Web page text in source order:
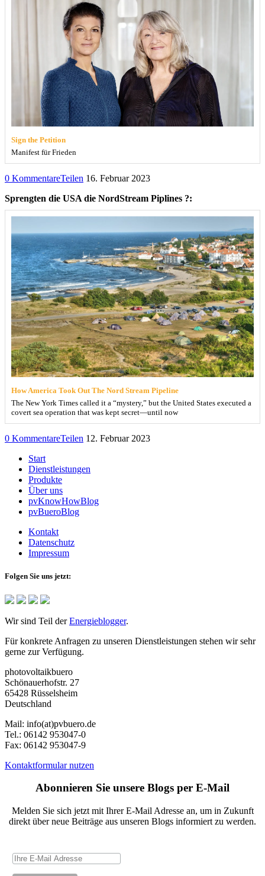
Sign the Petition
Manifest für Frieden
0 KommentareTeilen 16. Februar 2023
Sprengten die USA die NordStream Piplines ?:
How America Took Out The Nord Stream Pipeline
The New York Times called it a “mystery,” but the United States executed a
covert sea operation that was kept secret—until now
0 KommentareTeilen 12. Februar 2023
Start
Dienstleistungen
Produkte
Über uns
pvKnowHowBlog
pvBueroBlog
Kontakt
Datenschutz
Impressum
Folgen Sie uns jetzt:
Wir sind Teil derEnergieblogger.
Für konkrete Anfragen zu unseren Dienstleistungen stehen wir sehr
gerne zur Verfügung.
photovoltaikbuero
Schönauerhofstr. 27
65428 Rüsselsheim
Deutschland
Mail: info(at)pvbuero.de
Tel.: 06142 953047-0
Fax: 06142 953047-9
Kontaktformular nutzen
Abonnieren Sie unsere Blogs per E-Mail
Melden Sie sich jetzt mit Ihrer E-Mail Adresse an, um in Zukunft
direkt über neue Beiträge aus unseren Blogs informiert zu werden.